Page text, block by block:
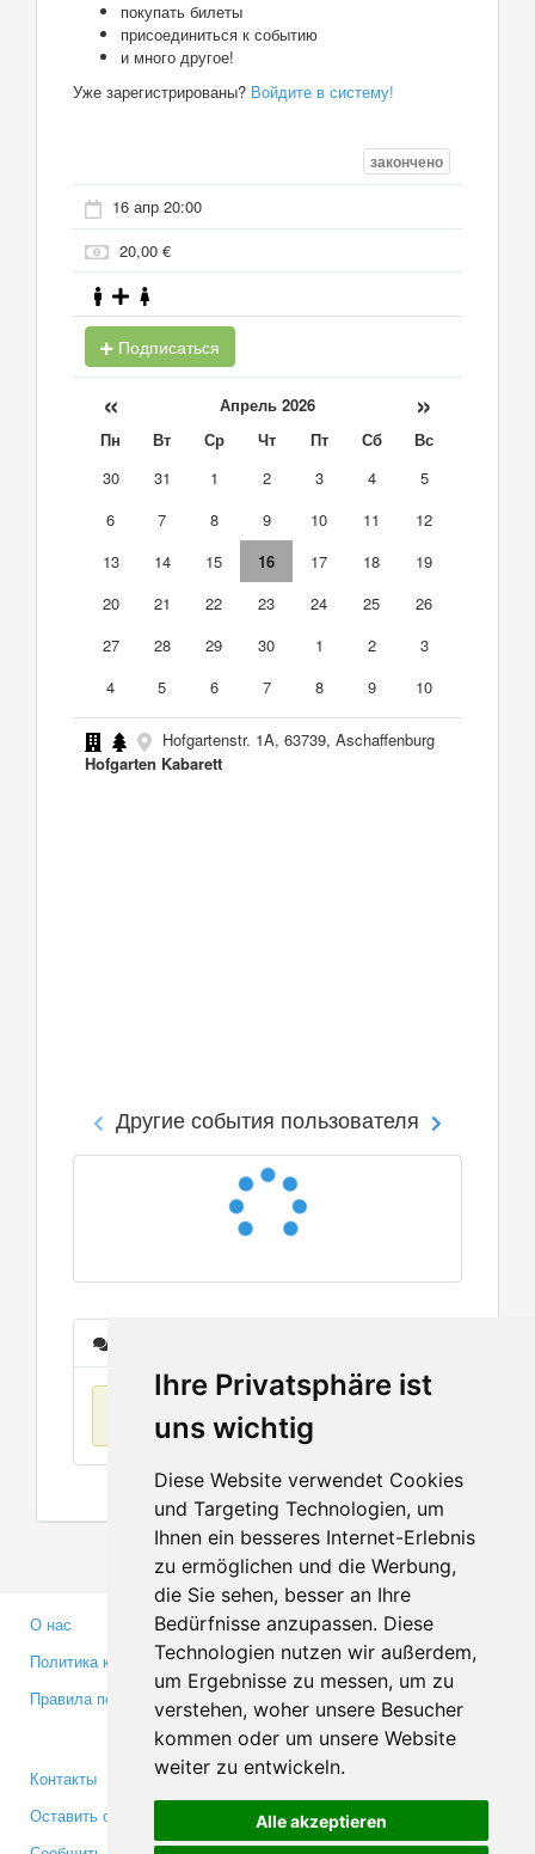
Ihre Privatsphäre ist
uns wichtig
Diese Website verwendet Cookies
und Targeting Technologien, um
Ihnen ein besseres Internet-Erlebnis
zu ermöglichen und die Werbung,
die Sie sehen, besser an Ihre
Bedürfnisse anzupassen. Diese
Technologien nutzen wir außerdem,
um Ergebnisse zu messen, um zu
verstehen, woher unsere Besucher
kommen oder um unsere Website
weiter zu entwickeln.
Alle akzeptieren
покупать билеты
присоединиться к событию
и много другое!
Уже зарегистрированы? Войдите в систему!
закончено
16 апр 20:00
20,00 €
Подписаться
« Апрель 2026 »
Пн Вт Ср Чт Пт Сб
Вс
30
31 1 2 3 4
5
6
7 8 9 10 11
12
13
14 15 16 17 18
19
20
21 22 23 24 25
26
27
28 29 30 1 2
3
4
5 6 7 8 9 10
Hofgartenstr. 1A, 63739, Aschaffenburg
Hofgarten Kabarett
Другие события пользователя
О нас
Политика конфиденциальности
Правила пользования
Партнерам
Инвесторам
Медиа
Контакты
Оставить отзыв
Facebook
Twitter